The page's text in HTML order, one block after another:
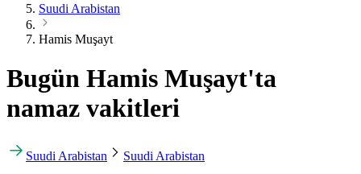
Suudi Arabistan
Hamis Muşayt
Bugün Hamis Muşayt'ta
namaz vakitleri
Suudi Arabistan Suudi Arabistan